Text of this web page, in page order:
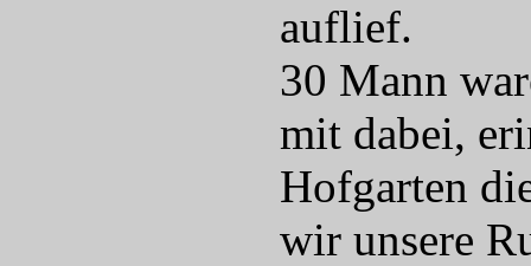
auflief.
30 Mann
mit dabei,
Hofgarten
wir unsere